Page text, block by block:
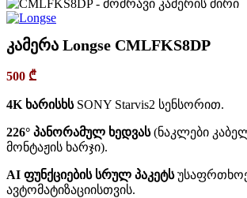
კამერა Longse CMLFKS8DP
500 ₾
4K ხარისხსSONY Starvis2 სენსორით.
226° პანორამულ ხედვას(ნაკლები
მონტაჟის ხარჯი).
AI ფუნქციების სრულ პაკეტს
ავტომატიზაციისთვის.